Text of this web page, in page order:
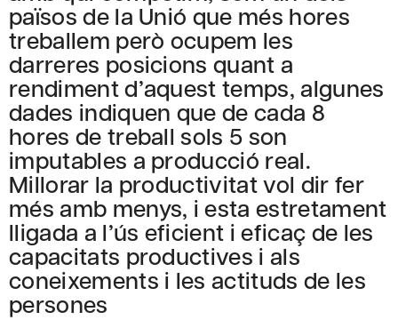
països de la Unió que més hores
treballem però ocupem les
darreres posicions quant a
rendiment d’aquest temps, algunes
dades indiquen que de cada 8
hores de treball sols 5 son
imputables a producció real.
Millorar la productivitat vol dir fer
més amb menys, i esta estretament
lligada a l’ús eficient i eficaç de les
capacitats productives i als
coneixements i les actituds de les
persones